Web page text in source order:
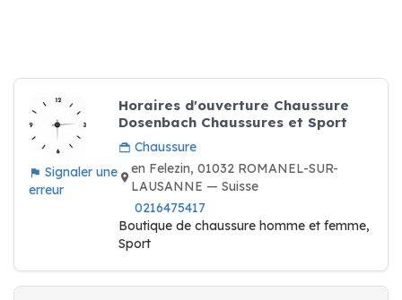
Signaler une
erreur
Horaires d'ouverture Chaussure
Dosenbach Chaussures et Sport
Chaussure
en Felezin, 01032 ROMANEL-SUR-
LAUSANNE — Suisse
0216475417
Boutique de chaussure homme et femme,
Sport